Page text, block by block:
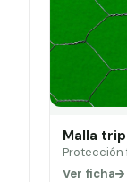
Malla
Protección
Ver ficha